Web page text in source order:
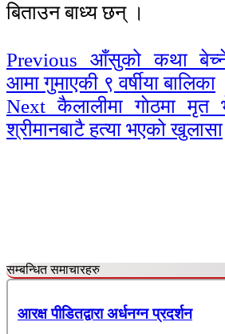
बिताउन बाध्य छन् ।
Continue
Reading
Previous आँसुको कथा
आमा गुमाएकी ९ वर्षीया बालिका
Next कैलालीमा गाेठमा मृत
श्रीमानबाटै हत्या भएको खुलासा
सम्बन्धित समाचारहरु
आरक्ष पीडितद्वारा अर्धनग्न प्रदर्शन